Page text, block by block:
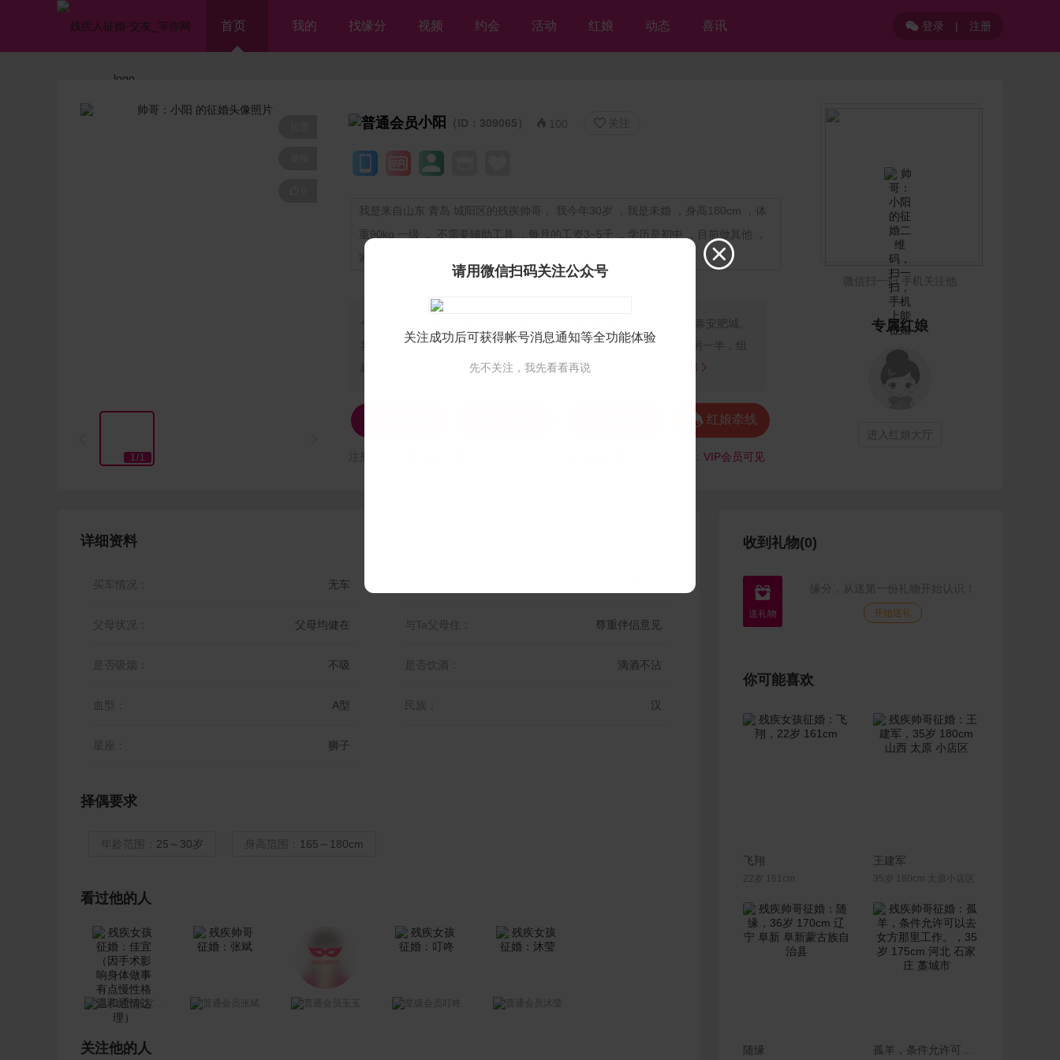
首页 我的 找缘分 视频 约会 活动 红娘 动态 喜讯 登录 | 注册
1/1
小阳 （ID：309065）  100  关注
我是来自山东 青岛 城阳区的残疾帅哥， 我今年30岁 ，我是未婚 ，身高180cm ，体
重90kg 一级 ， 不需要辅助工具 ，每月的工资3~5千 ，学历是初中 ，目前做其他 ，
家里已购房(无贷款)
个人独白：
你好，我叫李扬，是听障人现在在青岛城阳工作，老家是泰安肥城。
我性格外向、开朗，看电影。我希望遇到一名真心待我、善解人意的另一半，组
建一个温馨的家庭，经营属于我们的美好生活。如果你对我的...
全部 
 红娘牵线
VIP会员可见
微信扫一扫 手机关注他
专属红娘
进入红娘大厅
详细资料
买车情况： 无车
父母状况： 父母均健在 与Ta父母住： 尊重伴侣意见
是否吸烟： 不吸 是否饮酒： 滴酒不沾
血型： A型 民族： 汉
星座： 狮子
择偶要求
年龄范围： 25～30岁 身高范围： 165～180cm
看过他的人
佳宜（因手术影响身体做事有点慢性格温和通情达理） 张斌 叮咚 沐莹
关注他的人
收到礼物(0)
 缘分，从送第一份礼物开始认识！
开始送礼
你可能喜欢
飞翔
22岁 161cm
王建军
35岁 180cm 太原小店区
随缘 联系Ta

请用微信扫码关注公众号
关注成功后可获得帐号消息通知等全功能体验
先不关注，我先看看再说